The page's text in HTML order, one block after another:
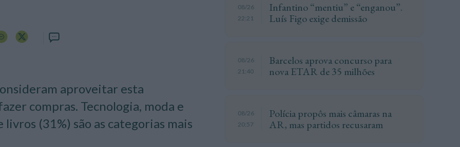
aproveitar esta
compras. Tecnologia, moda e
(31%) são as categorias mais
08/26
22:21
Infantino “mentiu” e “enganou”.
Luís Figo exige demissão
08/26
21:40
Barcelos aprova concurso para
nova ETAR de 35 milhões
08/26
20:57
Polícia propôs mais câmaras na
AR, mas partidos recusaram